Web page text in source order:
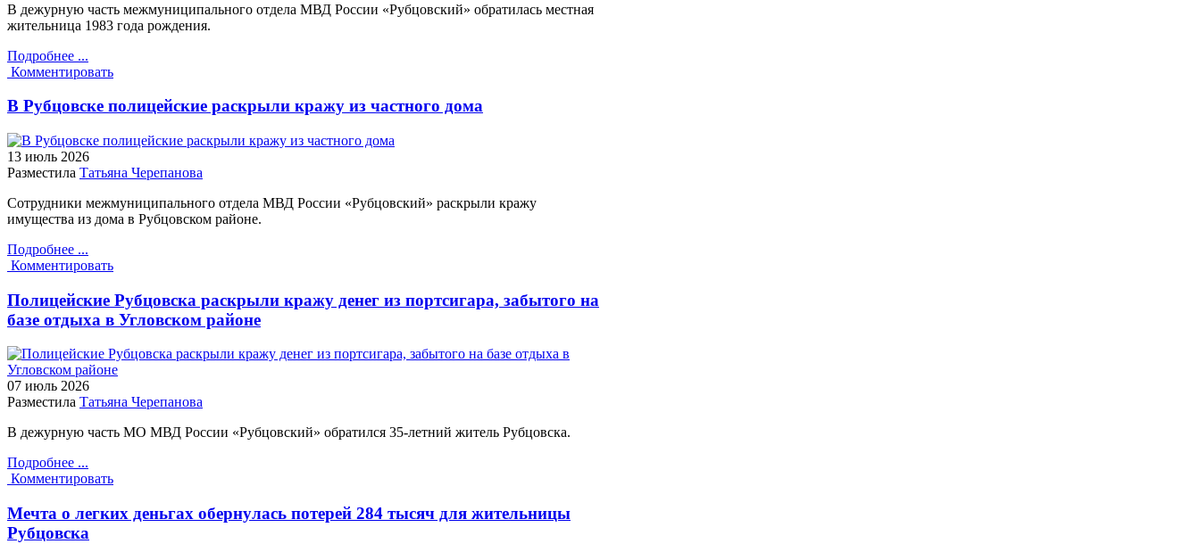
В дежурную часть межмуниципального отдела МВД России «Рубцовский» обратилась местная
жительница 1983 года рождения.
Подробнее ...
Комментировать
В Рубцовске полицейские раскрыли кражу из частного дома
13 июль 2026
Разместила Татьяна Черепанова
Сотрудники межмуниципального отдела МВД России «Рубцовский» раскрыли кражу
имущества из дома в Рубцовском районе.
Подробнее ...
Комментировать
Полицейские Рубцовска раскрыли кражу денег из портсигара, забытого на
базе отдыха в Угловском районе
07 июль 2026
Разместила Татьяна Черепанова
В дежурную часть МО МВД России «Рубцовский» обратился 35-летний житель Рубцовска.
Подробнее ...
Комментировать
Мечта о легких деньгах обернулась потерей 284 тысяч для жительницы
Рубцовска